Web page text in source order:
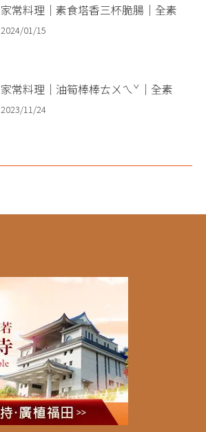
家常料理｜素食塔香三杯脆腸｜全素
2024/01/15
家常料理｜油筍棒棒ㄊㄨㄟˇ｜全素
2023/11/24